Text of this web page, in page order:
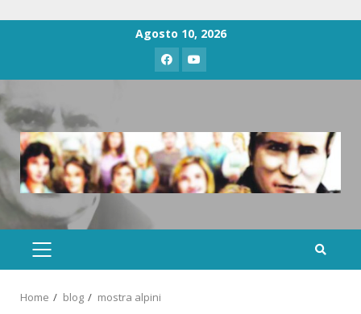
Agosto 10, 2026
Home blog mostra alpini